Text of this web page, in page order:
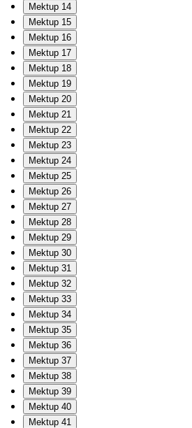
Mektup 14
Mektup 15
Mektup 16
Mektup 17
Mektup 18
Mektup 19
Mektup 20
Mektup 21
Mektup 22
Mektup 23
Mektup 24
Mektup 25
Mektup 26
Mektup 27
Mektup 28
Mektup 29
Mektup 30
Mektup 31
Mektup 32
Mektup 33
Mektup 34
Mektup 35
Mektup 36
Mektup 37
Mektup 38
Mektup 39
Mektup 40
Mektup 41